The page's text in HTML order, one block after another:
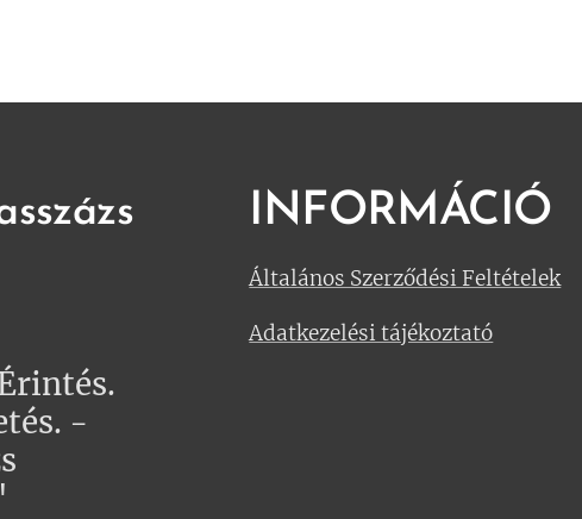
-
INFORMÁCIÓ
Általános Szerződési Feltételek
Adatkezelési tájékoztató